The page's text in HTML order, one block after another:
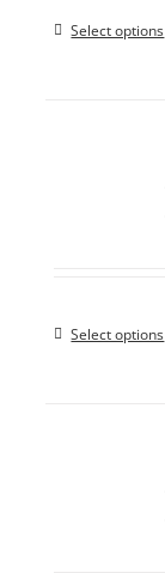
Select options
Select options